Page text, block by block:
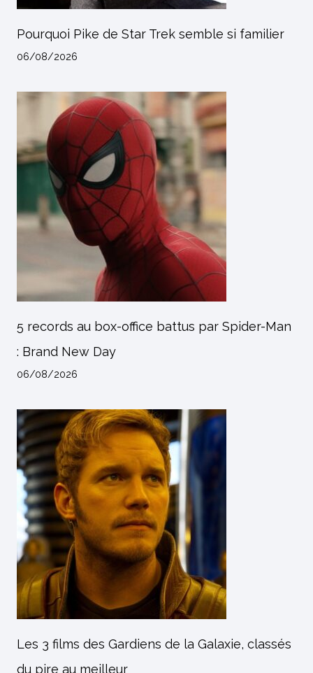
Pourquoi Pike de Star Trek semble si familier
06/08/2026
5 records au box-office battus par Spider-Man
: Brand New Day
06/08/2026
Les 3 films des Gardiens de la Galaxie, classés
du pire au meilleur